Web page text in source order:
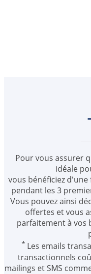
Pour vous assurer
idéale
vous bénéficiez
pendant les 3
Vous pouvez ainsi
offertes et vous
parfaitement à vos
* Les emails
transactionnels
mailings et SMS